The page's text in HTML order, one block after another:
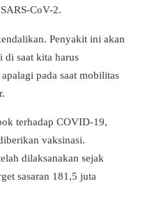
CoV-2.
Penyakit ini akan
di saat kita harus
pada saat mobilitas
terhadap COVID-19,
vaksinasi.
dilaksanakan sejak
sasaran 181,5 juta